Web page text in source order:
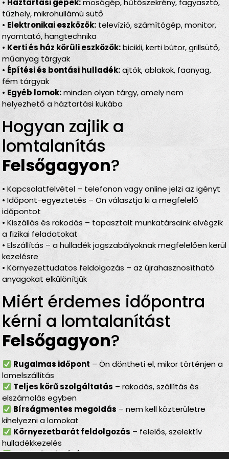
tűzhely, mikrohullámú sütő
• Elektronikai eszközök: televízió, számítógép, monitor,
nyomtató, hangtechnika
• Kerti és ház körüli eszközök:bicikli, kerti bútor, grillsütő,
műanyag tárgyak
• Építési és bontási hulladék:ajtók, ablakok, faanyag,
fém tárgyak
• Egyéb lomok:minden olyan tárgy, amely nem
helyezhető a háztartási kukába
Hogyan zajlik a
lomtalanítás
Felsőgagyon?
• Kapcsolatfelvétel – telefonon vagy online jelzi az igényt
• Időpont-egyeztetés – Ön választja ki a megfelelő
időpontot
• Kiszállás és rakodás – tapasztalt munkatársaink elvégzik
a fizikai feladatokat
• Elszállítás – a hulladék jogszabályoknak megfelelően kerül
kezelésre
• Környezettudatos feldolgozás – az újrahasznosítható
anyagokat elkülönítjük
Miért érdemes időpontra
kérni a lomtalanítást
Felsőgagyon?
Rugalmas időpont – Ön döntheti el, mikor történjen a
lomelszállítás
Teljes körű szolgáltatás – rakodás, szállítás és
elszámolás egyben
Bírságmentes megoldás – nem kell közterületre
kihelyezni a lomokat
Környezetbarát feldolgozás – felelős, szelektív
hulladékkezelés
Gyors ügyintézés– minden gördülékenyen, várakozás